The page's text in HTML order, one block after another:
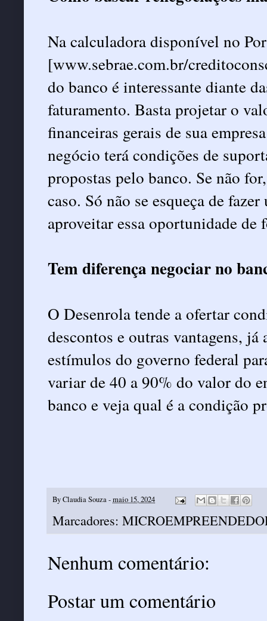
Na calculadora disponível no
[www.sebrae.com.br/
do banco é interessante diante
faturamento. Basta projetar o
financeiras gerais de sua
negócio terá condições de
propostas pelo banco. Se não
caso. Só não se esqueça de
aproveitar essa oportunidade de
Tem diferença negociar no
O Desenrola tende a ofertar
descontos e outras vantagens,
estímulos do governo federal
variar de 40 a 90% do valor do
banco e veja qual é a condição
ByClaudia Souza-maio 15, 2024
Marcadores:
Nenhum comentário:
Postar um comentário